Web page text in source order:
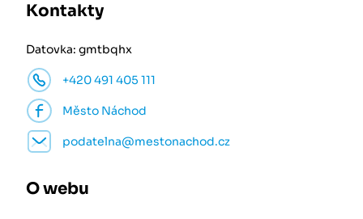
Kontakty
Datovka: gmtbqhx
+420 491 405 111
Město Náchod
podatelna@mestonachod.cz
O webu